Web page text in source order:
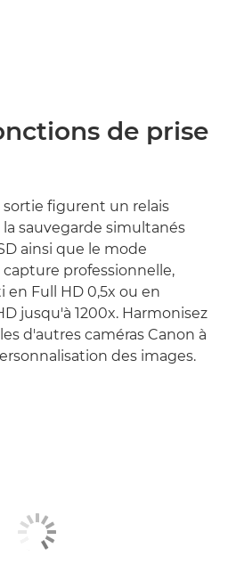
de prise
figurent un relais
sauvegarde simultanés
ainsi que le mode
professionnelle,
en Full HD 0,5x ou en
jusqu'à 1200x. Harmonisez
d'autres caméras Canon à
des images.